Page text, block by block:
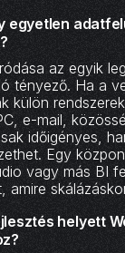
egyetlen
az egyik
tényező. Ha a
külön
e-mail,
időigényes,
Egy
vagy más BI
amire
helyett